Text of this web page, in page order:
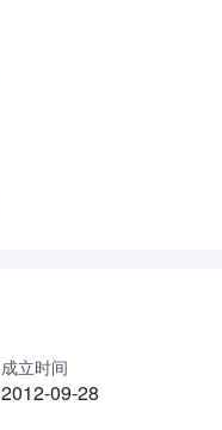
成立时间
2012-09-28